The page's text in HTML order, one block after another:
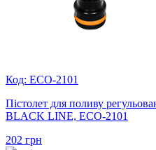
Код: ECO-2101
Пістолет для поливу
BLACK LINE, ECO-2101
202 грн